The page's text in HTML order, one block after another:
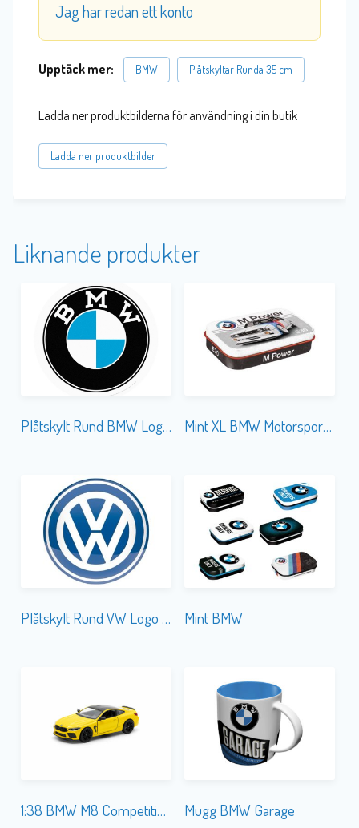
Jag har redan ett konto
Upptäck mer: BMW Plåtskyltar Runda 35 cm
Ladda ner produktbilderna för användning i din butik
Ladda ner produktbilder
Liknande produkter
Plåtskylt Rund BMW Logo 35 cm Mint XL BMW Motorsport M Power E30
Plåtskylt Rund VW Logo 35 cm Mint BMW
1:38 BMW M8 Competition Coupe Mugg BMW Garage